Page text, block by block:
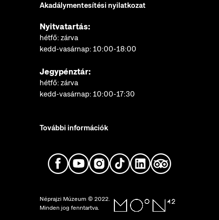
Akadálymentesítési nyilatkozat
Nyitvatartás:
hétfő: zárva
kedd-vasárnap: 10:00-18:00
Jegypénztár:
hétfő: zárva
kedd-vasárnap: 10:00-17:30
További információk
Néprajzi Múzeum © 2022.
Minden jog fenntartva.